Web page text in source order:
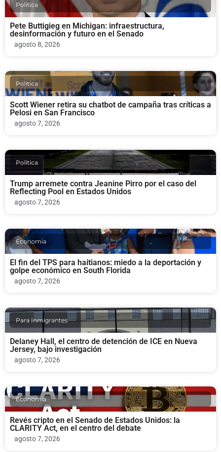
Politica
Pete Buttigieg en Michigan: infraestructura,
desinformación y futuro en el Senado
agosto 8, 2026
Politica
Scott Wiener retira su chatbot de campaña tras críticas a
Pelosi en San Francisco
agosto 7, 2026
Politica
Trump arremete contra Jeanine Pirro por el caso del
Reflecting Pool en Estados Unidos
agosto 7, 2026
Economia
El fin del TPS para haitianos: miedo a la deportación y
golpe económico en South Florida
agosto 7, 2026
Para Inmigrantes
Delaney Hall, el centro de detención de ICE en Nueva
Jersey, bajo investigación
agosto 7, 2026
Economia
Revés cripto en el Senado de Estados Unidos: la
CLARITY Act, en el centro del debate
agosto 7, 2026